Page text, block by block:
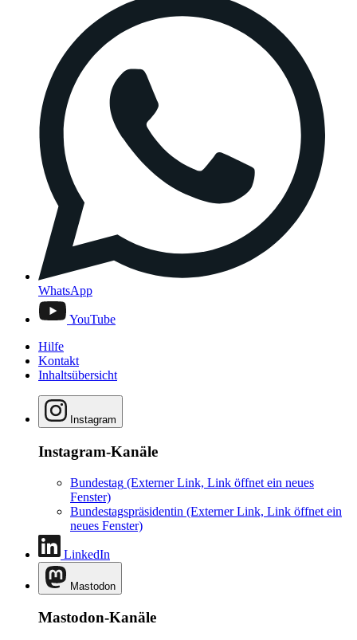
WhatsApp
YouTube
Hilfe
Kontakt
Inhaltsübersicht
Instagram
Instagram-Kanäle
Bundestag (Externer Link, Link öffnet ein neues
Fenster)
Bundestagspräsidentin (Externer Link, Link öffnet ein
neues Fenster)
LinkedIn
Mastodon
Mastodon-Kanäle